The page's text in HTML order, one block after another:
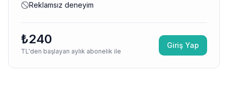
Reklamsız deneyim
₺240
TL'den başlayan aylık abonelik ile
Giriş Yap